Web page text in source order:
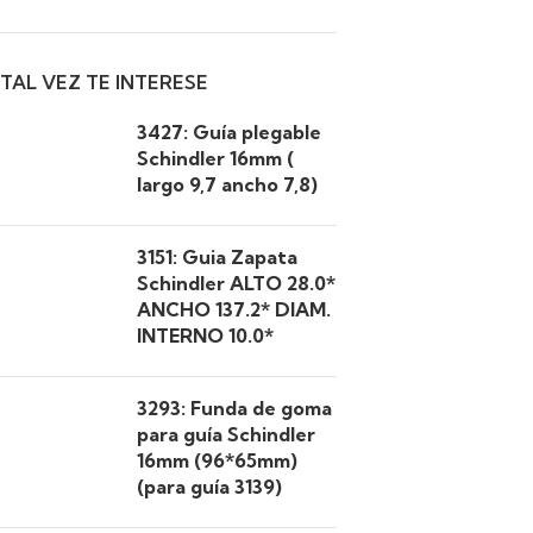
TAL VEZ TE INTERESE
3427: Guía plegable
Schindler 16mm (
largo 9,7 ancho 7,8)
3151: Guia Zapata
Schindler ALTO 28.0*
ANCHO 137.2* DIAM.
INTERNO 10.0*
3293: Funda de goma
para guía Schindler
16mm (96*65mm)
(para guía 3139)